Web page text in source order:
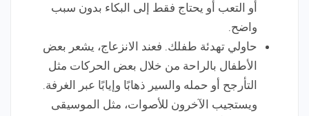
أو التعب أو يحتاج فقط إلى البكاء بدون سبب
واضح.
حاولي تهدئة طفلك. فعند الانزعاج، يشعر بعض
الأطفال بالراحة من خلال بعض الحركات مثل
التأرجح أو حمله والسير ذهابًا وإيابًا عبر الغرفة.
ويستجيب الآخرون للأصوات، مثل الموسيقى